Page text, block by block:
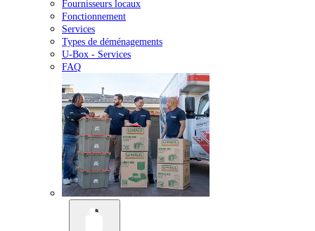
Fournisseurs locaux
Fonctionnement
Services
Types de déménagements
U-Box - Services
FAQ